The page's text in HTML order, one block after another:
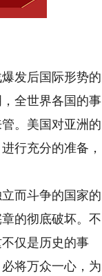
发后国际形势的
全世界各国的事
。美国对亚洲的
行充分的准备，
而斗争的国家的
的彻底破坏。不
仅是历史的事
将万众一心，为